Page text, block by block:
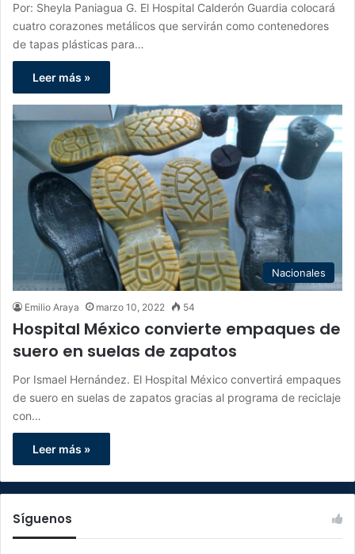
Por: Sheyla Paniagua G. El Hospital Calderón Guardia colocará
cuatro corazones metálicos que servirán como contenedores
de tapas plásticas para…
Leer más »
Nacionales
Emilio Araya marzo 10, 2022 54
Hospital México convierte empaques de
suero en suelas de zapatos
Por Ismael Hernández. El Hospital México convertirá empaques
de suero en suelas de zapatos gracias al programa de reciclaje
con…
Leer más »
Síguenos